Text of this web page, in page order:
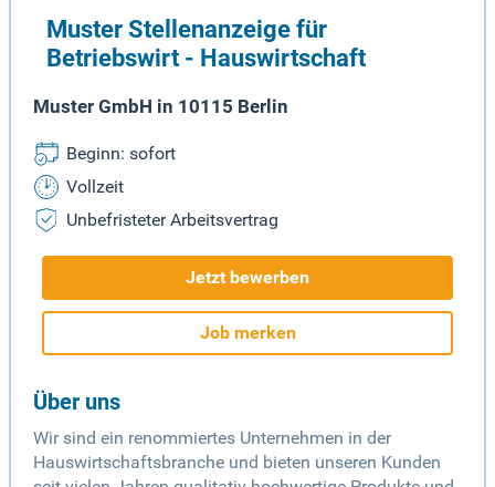
Muster Stellenanzeige für
Betriebswirt - Hauswirtschaft
Muster GmbH in 10115 Berlin
Beginn: sofort
Vollzeit
Unbefristeter Arbeitsvertrag
Jetzt bewerben
Job merken
Über uns
Wir sind ein renommiertes Unternehmen in der
Hauswirtschaftsbranche und bieten unseren Kunden